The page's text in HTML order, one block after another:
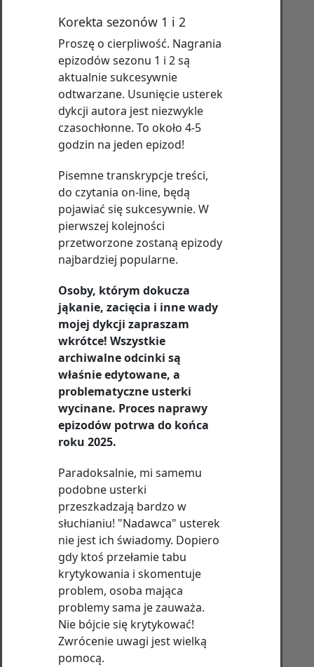
Korekta sezonów 1 i 2
Proszę o cierpliwość. Nagrania
epizodów sezonu 1 i 2 są
aktualnie sukcesywnie
odtwarzane. Usunięcie usterek
dykcji autora jest niezwykle
czasochłonne. To około 4-5
godzin na jeden epizod!
Pisemne transkrypcje treści,
do czytania on-line, będą
pojawiać się sukcesywnie. W
pierwszej kolejności
przetworzone zostaną epizody
najbardziej popularne.
Osoby, którym dokucza
jąkanie, zacięcia i inne wady
mojej dykcji zapraszam
wkrótce! Wszystkie
archiwalne odcinki są
właśnie edytowane, a
problematyczne usterki
wycinane. Proces naprawy
epizodów potrwa do końca
roku 2025.
Paradoksalnie, mi samemu
podobne usterki
przeszkadzają bardzo w
słuchianiu! "Nadawca" usterek
nie jest ich świadomy. Dopiero
gdy ktoś przełamie tabu
krytykowania i skomentuje
problem, osoba mająca
problemy sama je zauważa.
Nie bójcie się krytykować!
Zwrócenie uwagi jest wielką
pomocą.